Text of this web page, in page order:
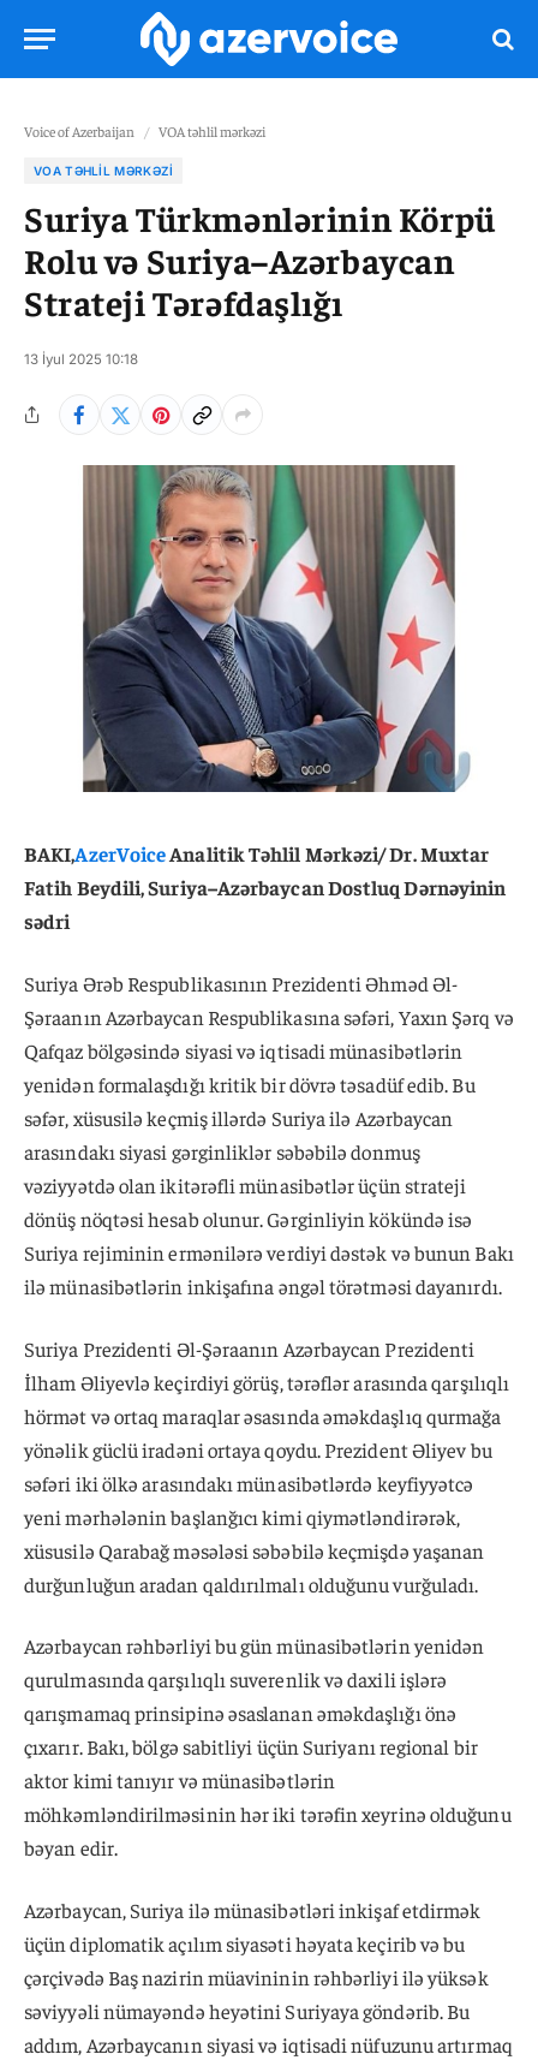
Voice of Azerbaijan / VOA təhlil mərkəzi
VOA TƏHLIL MƏRKƏZI
Suriya Türkmənlərinin Körpü
Rolu və Suriya–Azərbaycan
Strateji Tərəfdaşlığı
13 İyul 2025 10:18
BAKI,AzerVoiceAnalitik Təhlil Mərkəzi/ Dr. Muxtar
Fatih Beydili, Suriya–Azərbaycan Dostluq Dərnəyinin
sədri
Suriya Ərəb Respublikasının Prezidenti Əhməd Əl-
Şəraanın Azərbaycan Respublikasına səfəri, Yaxın Şərq və
Qafqaz bölgəsində siyasi və iqtisadi münasibətlərin
yenidən formalaşdığı kritik bir dövrə təsadüf edib. Bu
səfər, xüsusilə keçmiş illərdə Suriya ilə Azərbaycan
arasındakı siyasi gərginliklər səbəbilə donmuş
vəziyyətdə olan ikitərəfli münasibətlər üçün strateji
dönüş nöqtəsi hesab olunur. Gərginliyin kökündə isə
Suriya rejiminin ermənilərə verdiyi dəstək və bunun Bakı
ilə münasibətlərin inkişafına əngəl törətməsi dayanırdı.
Suriya Prezidenti Əl-Şəraanın Azərbaycan Prezidenti
İlham Əliyevlə keçirdiyi görüş, tərəflər arasında qarşılıqlı
hörmət və ortaq maraqlar əsasında əməkdaşlıq qurmağa
yönəlik güclü iradəni ortaya qoydu. Prezident Əliyev bu
səfəri iki ölkə arasındakı münasibətlərdə keyfiyyətcə
yeni mərhələnin başlanğıcı kimi qiymətləndirərək,
xüsusilə Qarabağ məsələsi səbəbilə keçmişdə yaşanan
durğunluğun aradan qaldırılmalı olduğunu vurğuladı.
Azərbaycan rəhbərliyi bu gün münasibətlərin yenidən
qurulmasında qarşılıqlı suverenlik və daxili işlərə
qarışmamaq prinsipinə əsaslanan əməkdaşlığı önə
çıxarır. Bakı, bölgə sabitliyi üçün Suriyanı regional bir
aktor kimi tanıyır və münasibətlərin
möhkəmləndirilməsinin hər iki tərəfin xeyrinə olduğunu
bəyan edir.
Azərbaycan, Suriya ilə münasibətləri inkişaf etdirmək
üçün diplomatik açılım siyasəti həyata keçirib və bu
çərçivədə Baş nazirin müavininin rəhbərliyi ilə yüksək
səviyyəli nümayəndə heyətini Suriyaya göndərib. Bu
addım, Azərbaycanın siyasi və iqtisadi nüfuzunu artırmaq